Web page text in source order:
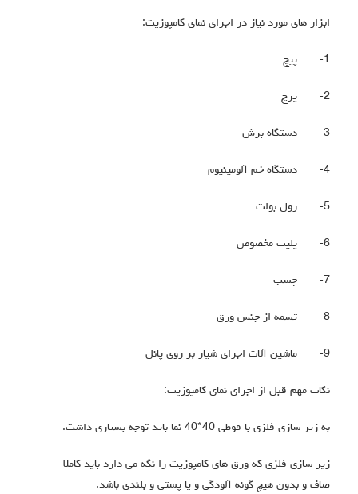
ابزار های مورد نیاز در اجرای نمای کامپوزیت:
1- پیچ
2- پرچ
3- دستگاه برش
4- دستگاه خم آلومینیوم
5- رول بولت
6- پلیت مخصوص
7- چسب
8- تسمه از جنس ورق
9- ماشین آلات اجرای شیار بر روی پانل
نکات مهم قبل از اجرای نمای کامپوزیت:
به زیر سازی فلزی با قوطی 40*40 نما باید توجه بسیاری داشت.
زیر سازی فلزی که ورق های کامپوزیت را نگه می دارد باید کاملا
صاف و بدون هیچ گونه آلودگی و یا پستی و بلندی باشد.